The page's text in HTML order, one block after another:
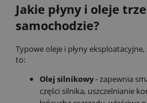
Jakie płyny i oleje
samochodzie?
Typowe oleje i płyny
to:
Olej silnikowy- zapewnia
części silnika, uszczelnianie